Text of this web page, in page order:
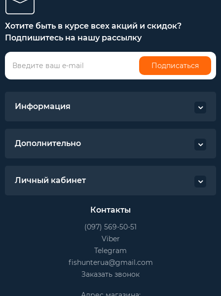
Хотите быть в курсе всех акций и скидок?
Подпишитесь на нашу рассылку
Подписаться
Информация
Дополнительно
Личный кабинет
Контакты
(097) 569-50-51
Viber
Telegram
fishunterua@gmail.com
Заказать звонок